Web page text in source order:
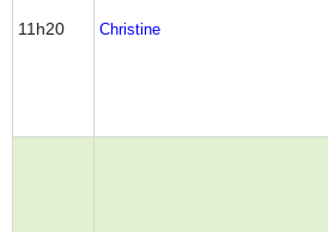
11h20 Christine